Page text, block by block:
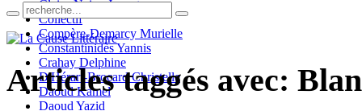
Claire-Neige Jaunet
Collectif
Compère-Demarcy Murielle
Constantinidès Yannis
Crahay Delphine
D'Hérart-Brocard Christelle
Daoud Kamel
Daoud Yazid
Articles taggés avec: